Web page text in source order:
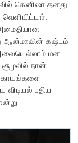
கெனிஷா தனது
ஆன்மாவின் கஷ்டம்
மன
நான்
காயங்களை
புதிய